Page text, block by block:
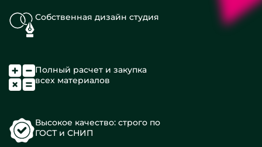
Собственная дизайн студия
Полный расчет и закупка
всех материалов
Высокое качество: строго по
ГОСТ и СНИП